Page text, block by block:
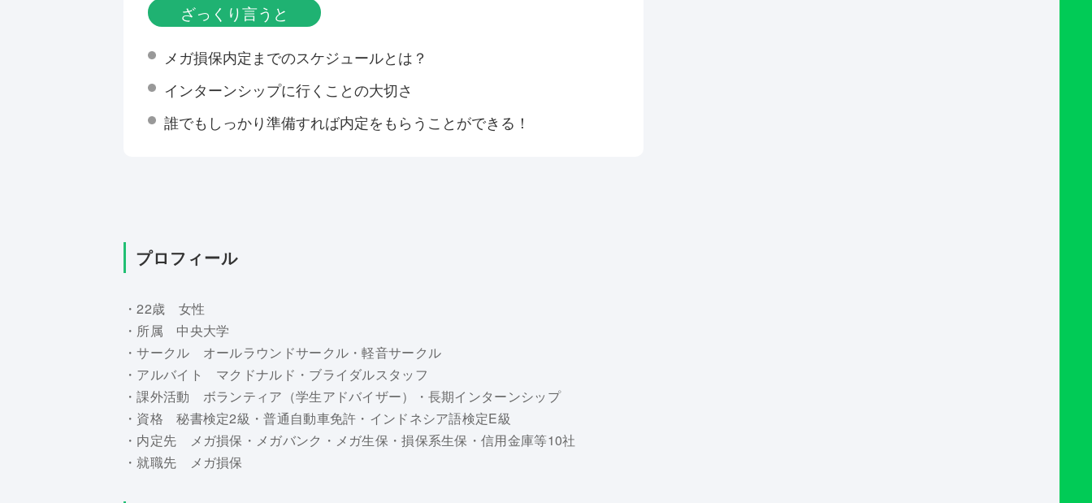
ざっくり言うと
メガ損保内定までのスケジュールとは？
インターンシップに行くことの大切さ
誰でもしっかり準備すれば内定をもらうことができる！
プロフィール
・22歳 女性
・所属 中央大学
・サークル オールラウンドサークル・軽音サークル
・アルバイト マクドナルド・ブライダルスタッフ
・課外活動 ボランティア（学生アドバイザー）・長期インターンシップ
・資格 秘書検定2級・普通自動車免許・インドネシア語検定E級
・内定先 メガ損保・メガバンク・メガ生保・損保系生保・信用金庫等10社
・就職先 メガ損保